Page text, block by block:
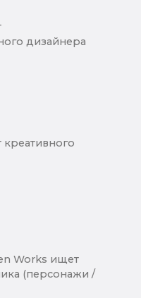
дизайнера
Works ищет
(персонажи /